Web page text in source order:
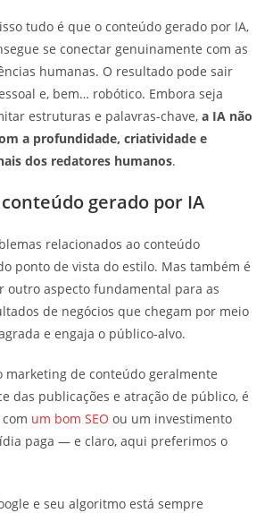
tudo é que o conteúdo gerado por IA,
se conectar genuinamente com as
humanas. O resultado pode sair
e, bem… robótico. Embora seja
estruturas e palavras-chave,a IA não
a profundidade, criatividade e
dos redatores humanos.
gerado por IA
relacionados ao conteúdo
ponto de vista do estilo. Mas também é
outro aspecto fundamental para as
de negócios que chegam por meio
e engaja o público-alvo.
marketing de conteúdo geralmente
das publicações e atração de público, é
um bom SEO ou um investimento
paga — e claro, aqui preferimos o
e seu algoritmo está sempre